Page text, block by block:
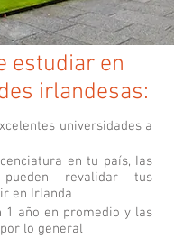
estudiar en
irlandesas:
universidades a
en tu país, Ias
revalidar tus
en Irlanda
1 año en promedio y las
lo general